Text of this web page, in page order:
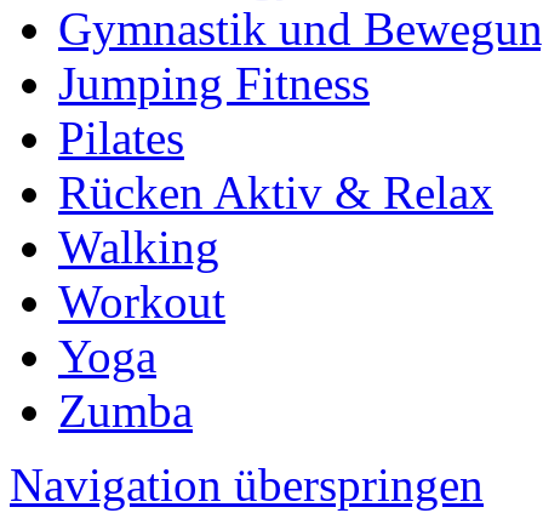
Gymnastik und
Jumping Fitness
Pilates
Rücken Aktiv & Relax
Walking
Workout
Yoga
Zumba
Navigation überspringen